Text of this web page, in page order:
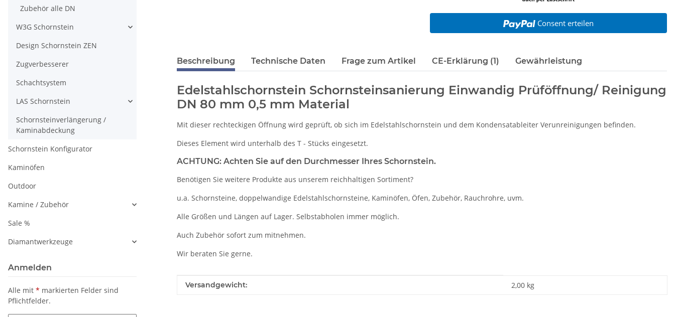
Consent erteilen
Beschreibung Technische Daten Frage zum Artikel CE-Erklärung (1) Gewährleistung
Edelstahlschornstein Schornsteinsanierung Einwandig Prüföffnung/ Reinigung
DN 80 mm 0,5 mm Material
Mit dieser rechteckigen Öffnung wird geprüft, ob sich im Edelstahlschornstein und dem Kondensatableiter Verunreinigungen befinden.
Dieses Element wird unterhalb des T - Stücks eingesetzt.
ACHTUNG: Achten Sie auf den Durchmesser Ihres Schornstein.
Benötigen Sie weitere Produkte aus unserem reichhaltigen Sortiment?
u.a. Schornsteine, doppelwandige Edelstahlschornsteine, Kaminöfen, Öfen, Zubehör, Rauchrohre, uvm.
Alle Größen und Längen auf Lager. Selbstabholen immer möglich.
Auch Zubehör sofort zum mitnehmen.
Wir beraten Sie gerne.
Produkteigenschaft
Wert
Versandgewicht: 2,00 kg
Zubehör alle DN
W3G Schornstein
Design Schornstein ZEN
Zugverbesserer
Schachtsystem
LAS Schornstein
Schornsteinverlängerung /
Kaminabdeckung
Schornstein Konfigurator
Kaminöfen
Outdoor
Kamine / Zubehör
Sale %
Diamantwerkzeuge
Anmelden
Alle mit * markierten Felder sind
Pflichtfelder.